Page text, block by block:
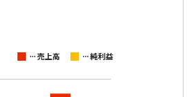
...売上高 ...純利益